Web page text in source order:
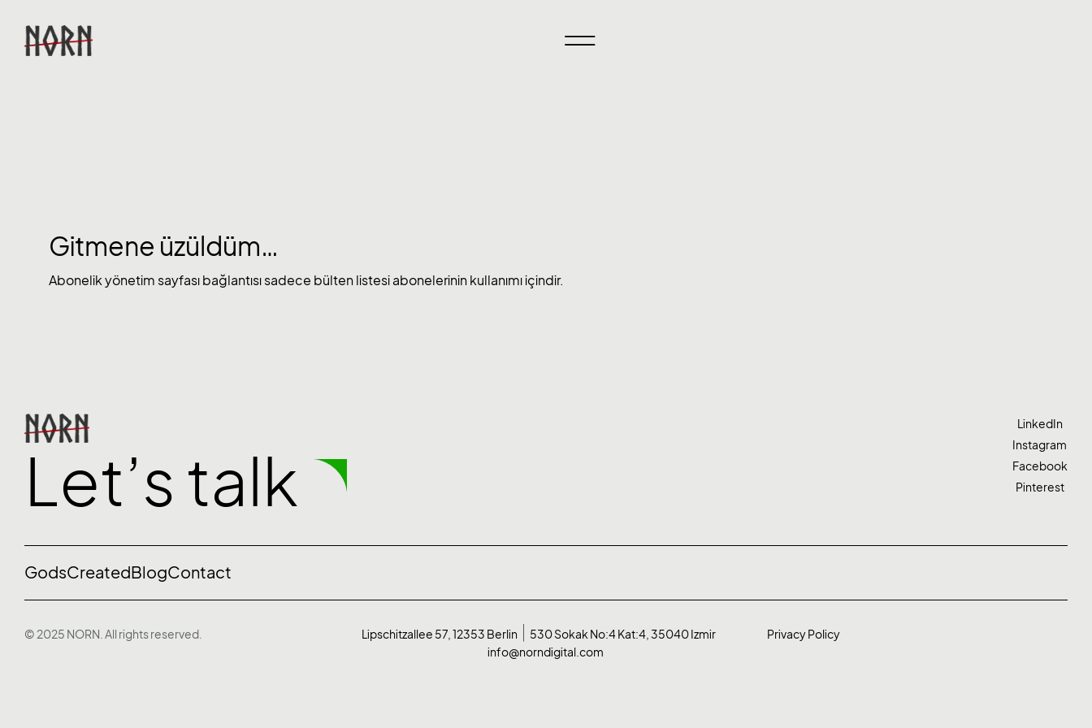
Gitmene üzüldüm…
Abonelik yönetim sayfası bağlantısı sadece bülten listesi abonelerinin kullanımı içindir.
Let’s talk
LinkedIn
Instagram
Facebook
Pinterest
GodsCreatedBlogContact
© 2025 NORN. All rights reserved. Lipschitzallee 57, 12353 Berlin
530 Sokak No:4 Kat:4, 35040 Izmir
info@norndigital.com
Privacy Policy